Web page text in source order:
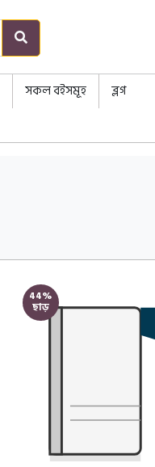
সকল বইসমূহ
ব্লগ
44%
ছাড়